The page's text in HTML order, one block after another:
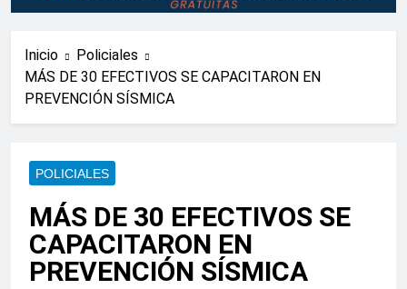
Inicio
Policiales
MÁS DE 30 EFECTIVOS SE CAPACITARON EN
PREVENCIÓN SÍSMICA
POLICIALES
MÁS DE 30 EFECTIVOS SE
CAPACITARON EN
PREVENCIÓN SÍSMICA